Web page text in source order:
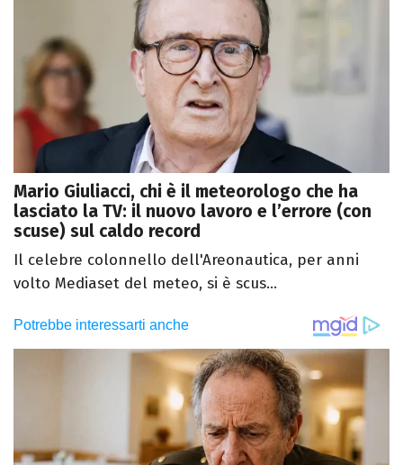
Mario Giuliacci, chi è il meteorologo che ha
lasciato la TV: il nuovo lavoro e l’errore (con
scuse) sul caldo record
Il celebre colonnello dell'Areonautica, per anni
volto Mediaset del meteo, si è scus...